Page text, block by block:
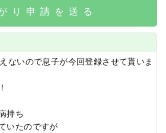
り申請を送る
ないので息子が今回登録させて貰いま
持ち
いたのですが